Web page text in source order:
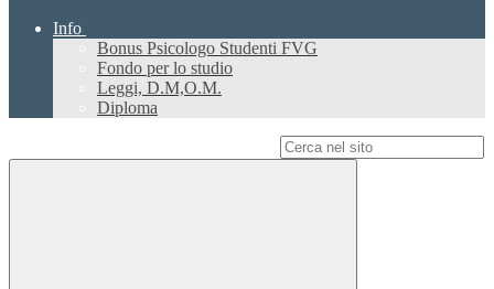
Info
Bonus Psicologo Studenti FVG
Fondo per lo studio
Leggi, D.M,O.M.
Diploma